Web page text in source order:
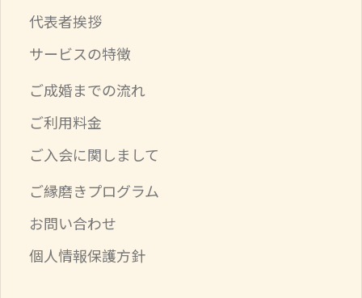
代表者挨拶
サービスの特徴
ご成婚までの流れ
ご利用料金
ご入会に関しまして
ご縁磨きプログラム
お問い合わせ
個人情報保護方針